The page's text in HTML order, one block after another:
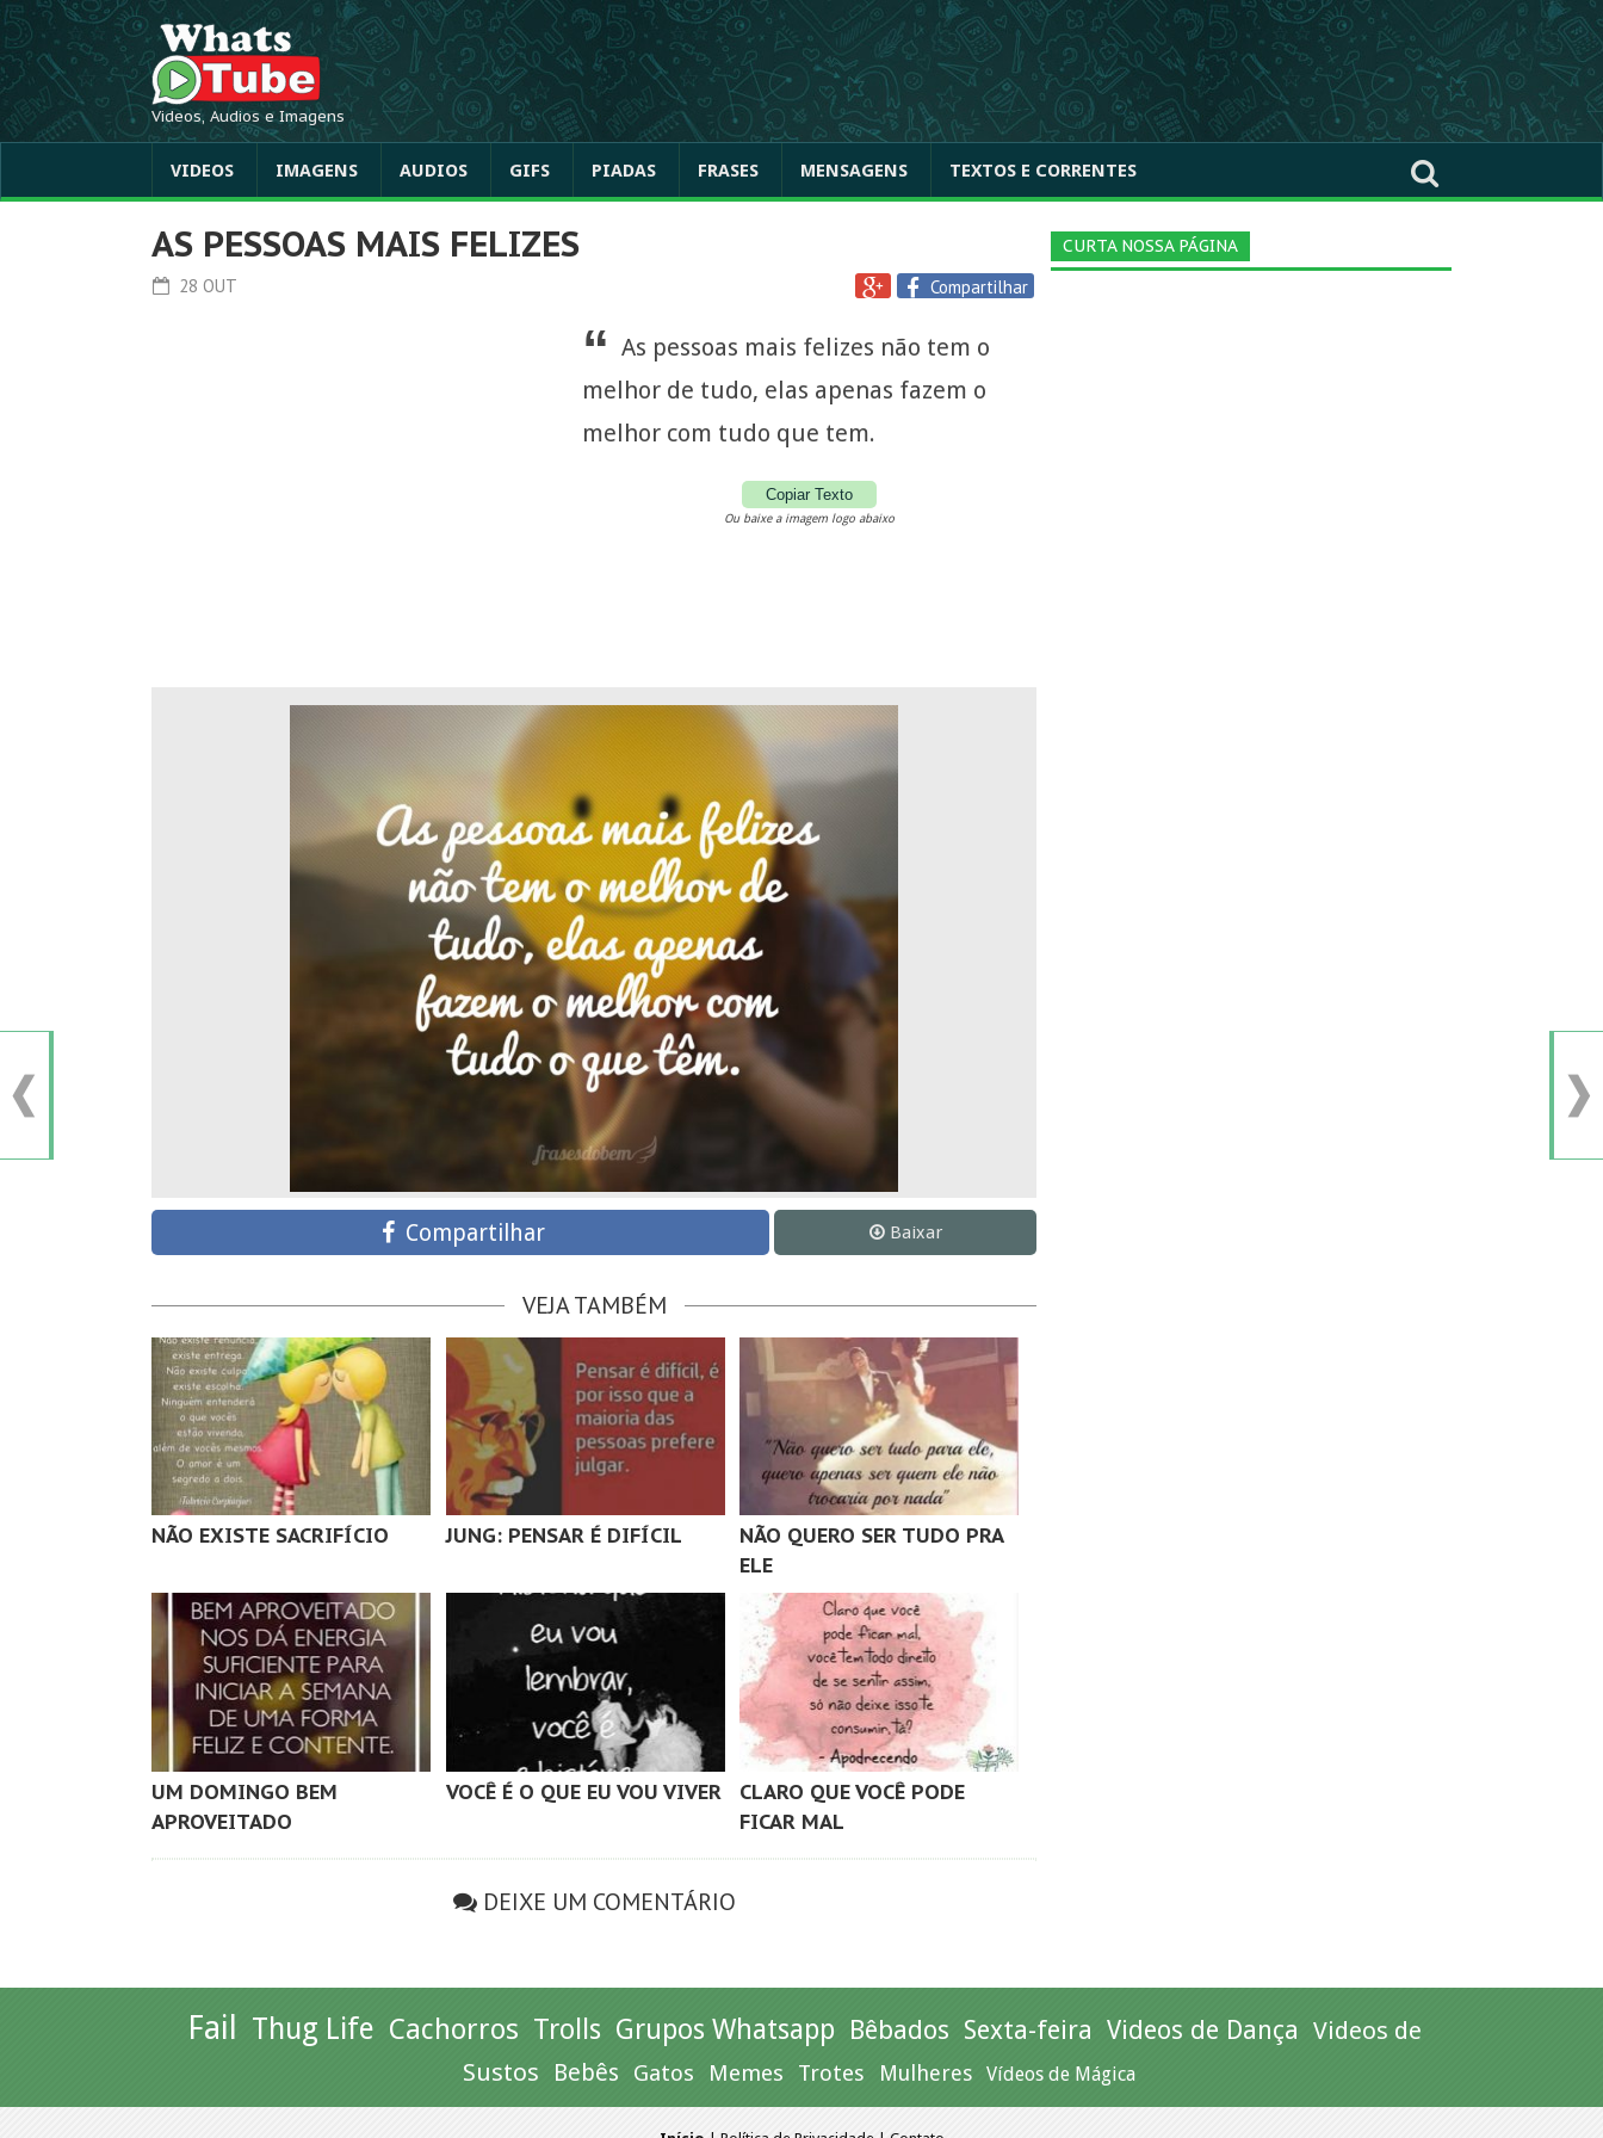
Videos, Audios e Imagens
VIDEOS IMAGENS AUDIOS GIFS PIADAS FRASES MENSAGENS TEXTOS E CORRENTES
AS PESSOAS MAIS FELIZES
28 OUT Compartilhar
“ As pessoas mais felizes não tem o
melhor de tudo, elas apenas fazem o
melhor com tudo que tem.
Copiar Texto
Ou baixe a imagem logo abaixo
Compartilhar Baixar
VEJA TAMBÉM
NÃO EXISTE SACRIFÍCIO JUNG: PENSAR É DIFÍCIL
NÃO QUERO SER TUDO PRA
ELE
UM DOMINGO BEM
APROVEITADO
VOCÊ É O QUE EU VOU VIVER
CLARO QUE VOCÊ PODE
FICAR MAL
DEIXE UM COMENTÁRIO
CURTA NOSSA PÁGINA
Fail Thug Life Cachorros Trolls Grupos Whatsapp Bêbados Sexta-feira Videos de Dança Videos de
Sustos
Bebês Gatos Memes Trotes Mulheres Vídeos de Mágica